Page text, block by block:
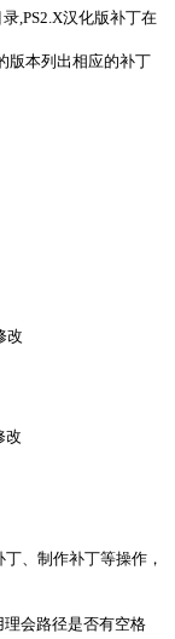
,PS2.X汉化版补丁在
版本列出相应的补丁
改
改
、制作补丁等操作，
会路径是否有空格